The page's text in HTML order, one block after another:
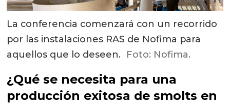
La conferencia comenzará con un recorrido
por las instalaciones RAS de Nofima para
aquellos que lo deseen. Foto: Nofima.
¿Qué se necesita para una
producción exitosa de smolts en